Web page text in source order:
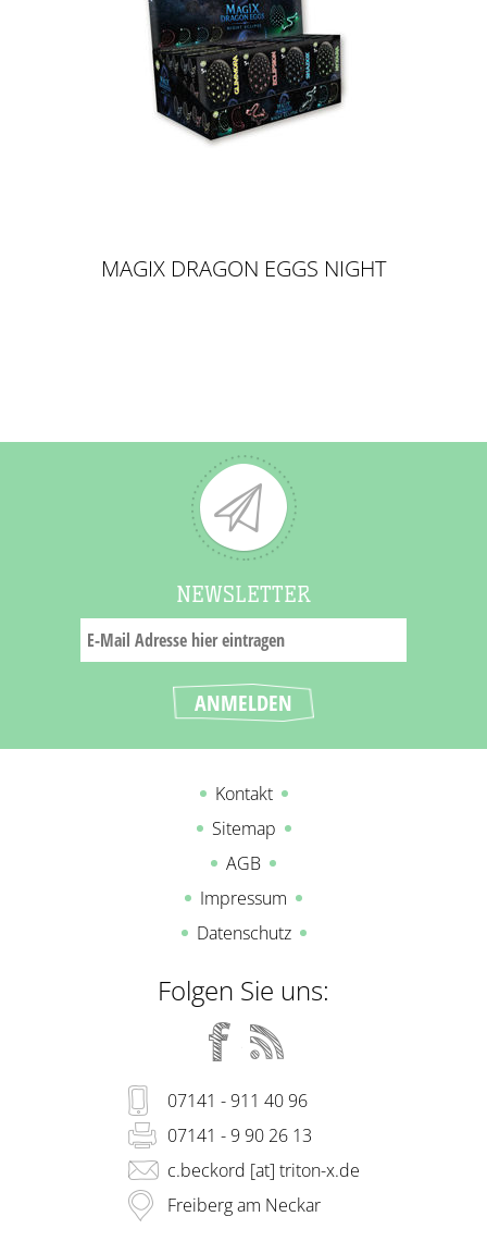
MAGIX DRAGON EGGS NIGHT
NEWSLETTER
Kontakt
Sitemap
AGB
Impressum
Datenschutz
Folgen Sie uns:
07141 - 911 40 96
07141 - 9 90 26 13
c.beckord [at] triton-x.de
Freiberg am Neckar